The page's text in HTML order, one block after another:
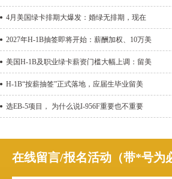
4月美国绿卡排期大爆发：婚绿无排期，现在
2027年H-1B抽签即将开始：薪酬加权、10万美
美国H-1B及职业绿卡薪资门槛大幅上调：留美
H-1B“按薪抽签”正式落地，应届生毕业留美
选EB-5项目， 为什么说I-956F重要也不重要
在线留言/报名活动（带*号为